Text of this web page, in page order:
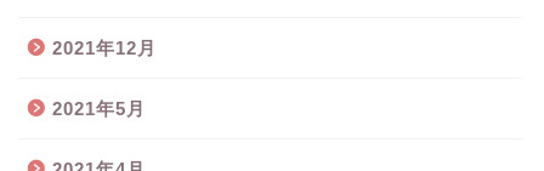
2021年12月
2021年5月